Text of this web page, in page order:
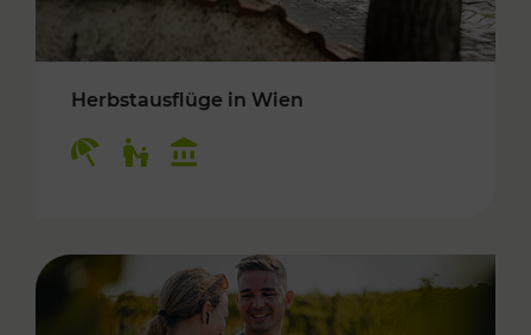
Herbstausflüge in Wien